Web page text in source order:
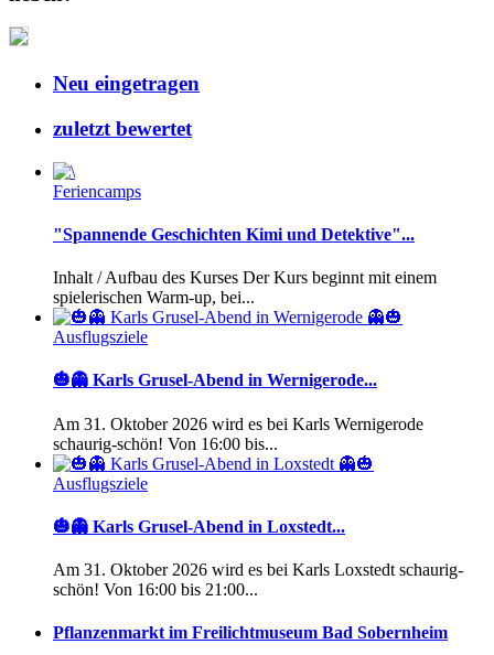
Neu eingetragen
zuletzt bewertet
Feriencamps
"Spannende Geschichten Kimi und Detektive"...
Inhalt / Aufbau des Kurses Der Kurs beginnt mit einem
spielerischen Warm-up, bei...
Ausflugsziele
🎃👻 Karls Grusel-Abend in Wernigerode...
Am 31. Oktober 2026 wird es bei Karls Wernigerode
schaurig-schön! Von 16:00 bis...
Ausflugsziele
🎃👻 Karls Grusel-Abend in Loxstedt...
Am 31. Oktober 2026 wird es bei Karls Loxstedt schaurig-
schön! Von 16:00 bis 21:00...
Pflanzenmarkt im Freilichtmuseum Bad Sobernheim